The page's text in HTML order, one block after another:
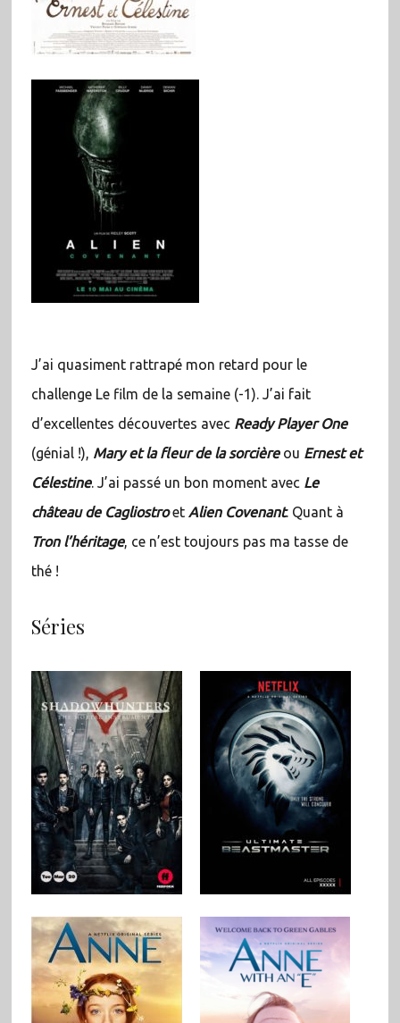
J’ai quasiment rattrapé mon retard pour le
challenge Le film de la semaine (-1). J’ai fait
d’excellentes découvertes avec Ready Player One
(génial !), Mary et la fleur de la sorcièreou Ernest et
Célestine. J’ai passé un bon moment avec Le
château de Cagliostroet Alien Covenant. Quant à
Tron l’héritage, ce n’est toujours pas ma tasse de
thé !
Séries